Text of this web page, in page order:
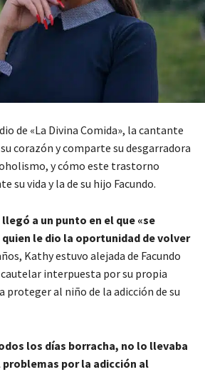
de «La Divina Comida», la cantante
corazón y comparte su desgarradora
y cómo este trastorno
su vida y la de su hijo Facundo.
a un punto en el que «se
le dio la oportunidad de volver
Kathy estuvo alejada de Facundo
cautelar interpuesta por su propia
proteger al niño de la adicción de su
los días borracha, no lo llevaba
por la adicción al